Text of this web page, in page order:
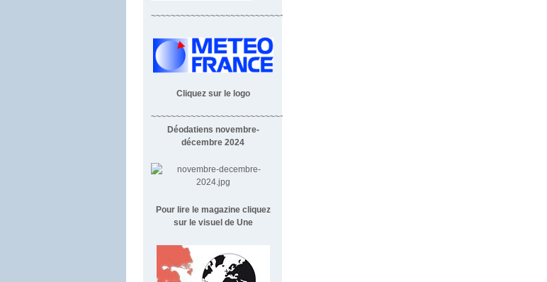
~~~~~~~~~~~~~~~~~~~~~~~~~~~~
Cliquez sur le logo
~~~~~~~~~~~~~~~~~~~~~~~~~~~~~~~~~~~~
Déodatiens novembre-
décembre 2024
Pour lire le magazine cliquez
sur le visuel de Une